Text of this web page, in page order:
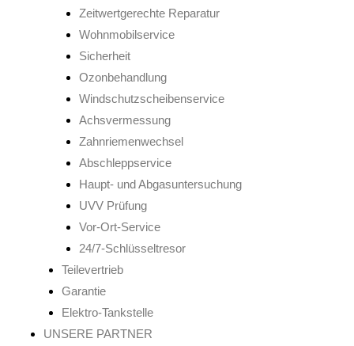
Zeitwertgerechte Reparatur
Wohnmobilservice
Sicherheit
Ozonbehandlung
Windschutzscheibenservice
Achsvermessung
Zahnriemenwechsel
Abschleppservice
Haupt- und Abgasuntersuchung
UVV Prüfung
Vor-Ort-Service
24/7-Schlüsseltresor
Teilevertrieb
Garantie
Elektro-Tankstelle
UNSERE PARTNER